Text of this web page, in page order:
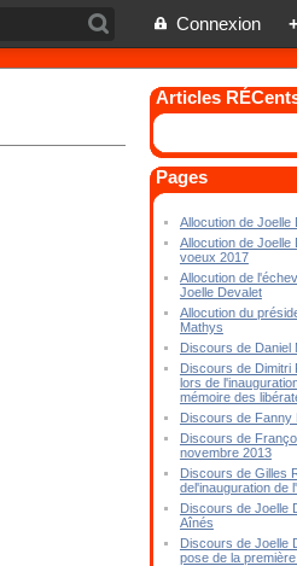
Connexion
Articles
Pages
Allocution de Joelle
Allocution de Joelle
voeux 2017
Allocution de
Joelle Devalet
Allocution du
Mathys
Discours de Daniel
Discours de Dimitri
lors de
mémoire des
Discours de Fanny
Discours de
novembre 2013
Discours de Gilles
del'inauguration de
Discours de Joelle
Aînés
Discours de Joelle
pose de la